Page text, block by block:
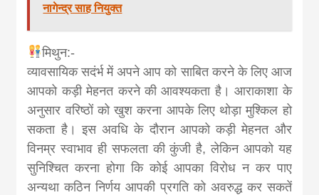
नागेन्द्र साह नियुक्त
मिथुन:-
व्यावसायिक सदंर्भ में अपने आप को साबित करने के लिए आज
आपको कड़ी मेहनत करने की आवश्यकता है। आराकाशा के
अनुसार वरिष्ठों को खुश करना आपके लिए थोड़ा मुश्किल हो
सकता है। इस अवधि के दौरान आपको कड़ी मेहनत और
विनम्र स्वाभाव ही सफलता की कुंजी है, लेकिन आपको यह
सुनिश्चित करना होगा कि कोई आपका विरोध न कर पाए
अन्यथा कठिन निर्णय आपकी प्रगति को अवरुद्ध कर सकतें